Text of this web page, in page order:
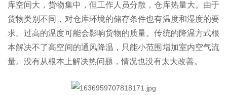
库空间大，货物集中，但工作人员分散，仓库热量大。由于
货物类别不同，对仓库环境的储存条件也有温度和湿度的要
求。过高的温度可能会影响货物的质量。传统的降温方式根
本解决不了高空间的通风降温，只能小范围增加室内空气流
量。没有从根本上解决热问题，情况也没有太大改善。